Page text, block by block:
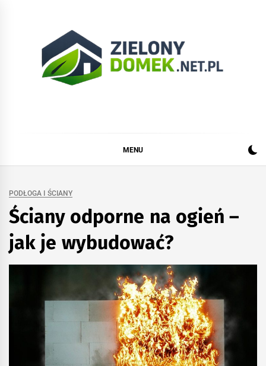
MENU
PODŁOGA I ŚCIANY
Ściany odporne na ogień –
jak je wybudować?